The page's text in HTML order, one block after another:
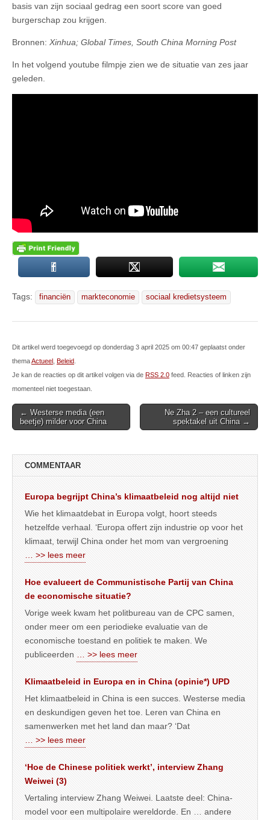
basis van zijn sociaal gedrag een soort score van goed
burgerschap zou krijgen.
Bronnen: Xinhua; Global Times, South China Morning Post
In het volgend youtube filmpje zien we de situatie van zes jaar
geleden.
Tags: financiën markteconomie sociaal kredietsysteem
Dit artikel werd toegevoegd op donderdag 3 april 2025 om 00:47 geplaatst onder
themaActueel Beleid
Je kan de reacties op dit artikel volgen via de RSS 2.0 feed. Reacties of linken zijn
momenteel niet toegestaan.
Post
navigation
← Westerse media (een
beetje) milder voor China
Ne Zha 2 – een cultureel
spektakel uit China →
COMMENTAAR
Europa begrijpt China’s klimaatbeleid nog altijd niet
Wie het klimaatdebat in Europa volgt, hoort steeds
hetzelfde verhaal. ‘Europa offert zijn industrie op voor het
klimaat, terwijl China onder het mom van vergroening
… >> lees meer
Hoe evalueert de Communistische Partij van China
de economische situatie?
Vorige week kwam het politbureau van de CPC samen,
onder meer om een periodieke evaluatie van de
economische toestand en politiek te maken. We
publiceerden
… >> lees meer
Klimaatbeleid in Europa en in China (opinie*) UPD
Het klimaatbeleid in China is een succes. Westerse media
en deskundigen geven het toe. Leren van China en
samenwerken met het land dan maar? ‘Dat
… >> lees meer
‘Hoe de Chinese politiek werkt’, interview Zhang
Weiwei (3)
Vertaling interview Zhang Weiwei. Laatste deel: China-
model voor een multipolaire wereldorde. En … andere